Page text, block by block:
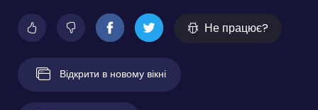
Не працює?
Відкрити в новому вікні